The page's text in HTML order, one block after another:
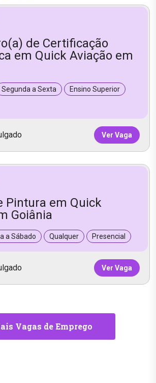
de Certificação
em Quick Aviação em
Segunda a Sexta
Ensino Superior
Ver Vaga
Pintura em Quick
Goiânia
a Sábado Qualquer Presencial
Ver Vaga
Vagas de Emprego